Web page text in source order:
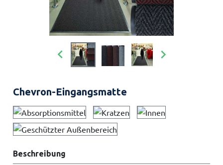
 
Chevron-Eingangsmatte
Beschreibung